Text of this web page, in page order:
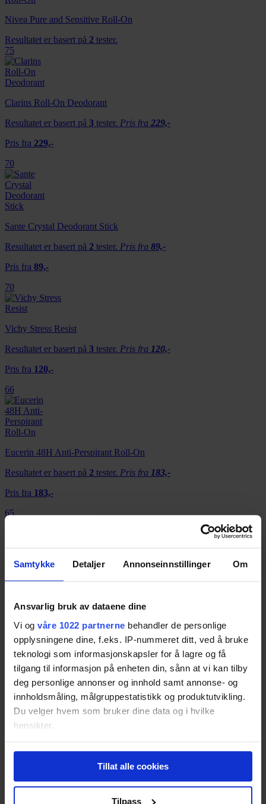
Samtykke Detaljer Annonseinnstillinger Om
Ansvarlig bruk av dataene dine
Vi og våre 1022 partnerne behandler de personlige
opplysningene dine, f.eks. IP-nummeret ditt, ved å bruke
teknologi som informasjonskapsler for å lagre og få
tilgang til informasjon på enheten din, sånn at vi kan tilby
deg personlige annonser og innhold samt annonse- og
innholdsmåling, målgruppestatistikk og produktutvikling.
Du velger hvem som bruker dine data og i hvilke
hensikter.
Hvis du gir oss lov, vil vi også gjerne:
Innhente informasjon om den geografiske
beliggenheten din, som kan være nøyaktig innenfor
Tillat alle cookies
Tilpass
Nivea Pure and Sensitive Roll-On
Resultatet er basert på 2 tester.
75
Clarins Roll-On Deodorant
Resultatet er basert på 3 tester. Pris fra 229,-
Pris fra 229,-
70
Sante Crystal Deodorant Stick
Resultatet er basert på 2 tester. Pris fra 89,-
Pris fra 89,-
70
Vichy Stress Resist
Resultatet er basert på 3 tester. Pris fra 120,-
Pris fra 120,-
66
Eucerin 48H Anti-Perspirant Roll-On
Resultatet er basert på 2 tester. Pris fra 183,-
Pris fra 183,-
65
La Roche-Posay Physiologique 24H
Resultatet er basert på
Pris fra119,-